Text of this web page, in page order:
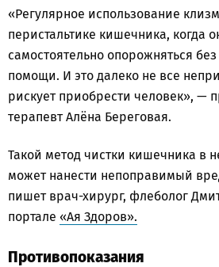
«Регулярное использование
перистальтике кишечника, когда
самостоятельно опорожняться
помощи. И это далеко не все
рискует приобрести человек», —
терапевт Алёна Береговая.
Такой метод чистки кишечника в
может нанести непоправимый
пишет врач-хирург, флеболог
портале «Ая Здоров».
Противопоказания